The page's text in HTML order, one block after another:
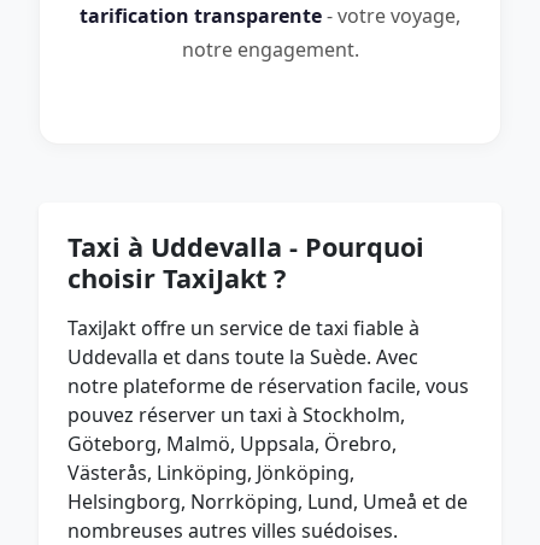
tarification transparente- votre voyage,
notre engagement.
Taxi à Uddevalla - Pourquoi
choisir TaxiJakt ?
TaxiJakt offre un service de taxi fiable à
Uddevalla et dans toute la Suède. Avec
notre plateforme de réservation facile, vous
pouvez réserver un taxi à Stockholm,
Göteborg, Malmö, Uppsala, Örebro,
Västerås, Linköping, Jönköping,
Helsingborg, Norrköping, Lund, Umeå et de
nombreuses autres villes suédoises.